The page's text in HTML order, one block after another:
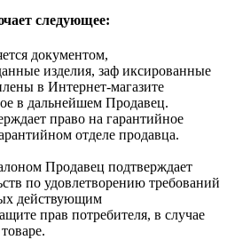
следующее:
документом,
изделия, заф иксированные
в Интернет-магазите
в дальнейшем Продавец.
право на гарантийное
отделе продавца.
Продавец подтверждает
по удовлетворению требований
действующим
прав потребителя, в случае